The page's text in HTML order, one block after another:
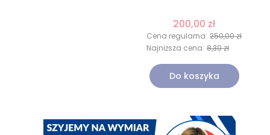
200,00 zł
Cena regularna: 250,00 zł
Najniższa cena: 8,30 zł
Do koszyka